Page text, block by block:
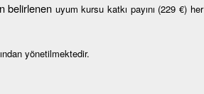
belirlenen uyum kursu katkı payını (229 €) her
yönetilmektedir.